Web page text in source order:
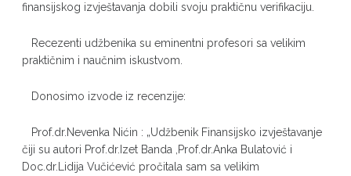
finansijskog izvještavanja dobili svoju praktičnu verifikaciju.
Recezenti udžbenika su eminentni profesori sa velikim
praktičnim i naučnim iskustvom.
Donosimo izvode iz recenzije:
Prof.dr.Nevenka Nićin : „Udžbenik Finansijsko izvještavanje
čiji su autori Prof.dr.Izet Banda ,Prof.dr.Anka Bulatović i
Doc.dr.Lidija Vučićević pročitala sam sa velikim